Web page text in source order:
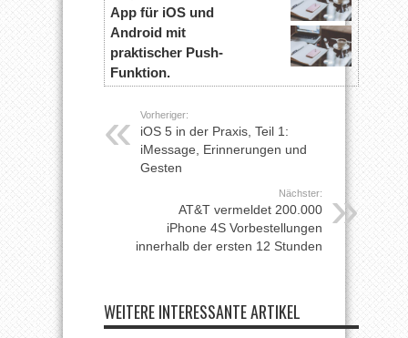
App für iOS und
Android mit
praktischer Push-
Funktion.
Vorheriger:
iOS 5 in der Praxis, Teil 1:
iMessage, Erinnerungen und
Gesten
Nächster:
AT&T vermeldet 200.000
iPhone 4S Vorbestellungen
innerhalb der ersten 12 Stunden
WEITERE INTERESSANTE ARTIKEL